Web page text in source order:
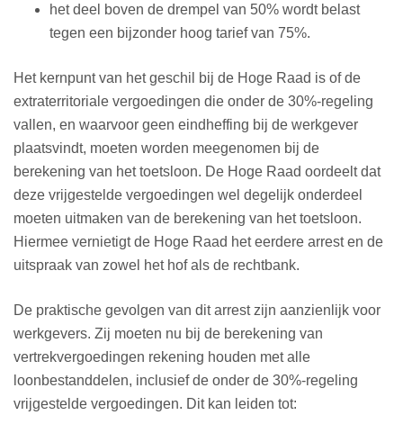
het deel boven de drempel van 50% wordt belast
tegen een bijzonder hoog tarief van 75%.
Het kernpunt van het geschil bij de Hoge Raad is of de
extraterritoriale vergoedingen die onder de 30%-regeling
vallen, en waarvoor geen eindheffing bij de werkgever
plaatsvindt, moeten worden meegenomen bij de
berekening van het toetsloon. De Hoge Raad oordeelt dat
deze vrijgestelde vergoedingen wel degelijk onderdeel
moeten uitmaken van de berekening van het toetsloon.
Hiermee vernietigt de Hoge Raad het eerdere arrest en de
uitspraak van zowel het hof als de rechtbank.
De praktische gevolgen van dit arrest zijn aanzienlijk voor
werkgevers. Zij moeten nu bij de berekening van
vertrekvergoedingen rekening houden met alle
loonbestanddelen, inclusief de onder de 30%-regeling
vrijgestelde vergoedingen. Dit kan leiden tot: